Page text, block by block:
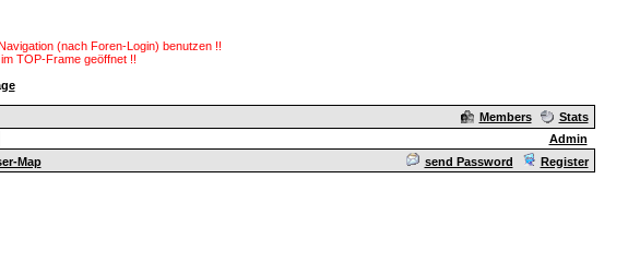
(nach Foren-Login) benutzen !!
TOP-Frame geöffnet !!
Members
Stats
Admin
Map send Password Register